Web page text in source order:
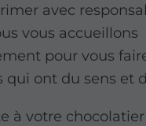
avec
vous accueillons
pour vous
qui ont du sens et
à votre chocolatier